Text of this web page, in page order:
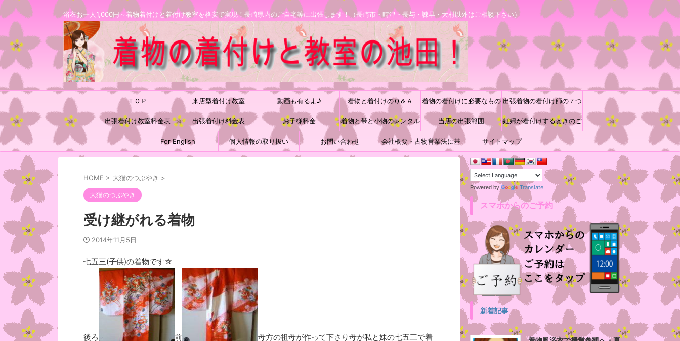
浴衣お一人1,000円～着物着付けと着付け教室を格安で実現！長崎県内のご自宅等に出張します！（長崎市・時津・長与・諫早・大村以外はご相談下さい）
ＴＯＰ 来店型着付け教室 動画も有るよ♪ 着物と着付けのＱ＆Ａ 着物の着付けに必要なもの 出張着物の着付け師の７つ
道具と着付け小物の収納方
法♪
出張着付け教室料金表 出張着付け料金表 お子様料金 着物と帯と小物のレンタル 当店の出張範囲 妊婦が着付けするときのご
参考
For English 個人情報の取り扱い お問い合わせ 会社概要・古物営業法に基 サイトマップ
HOME > 大猫のつぶやき >
大猫のつぶやき
受け継がれる着物
2014年11月5日
七五三(子供)の着物です☆
後ろ 前
母方の祖母が作って下さり母が私と妹の七五三で着
Powered by Translate
スマホからのご予約
新着記事